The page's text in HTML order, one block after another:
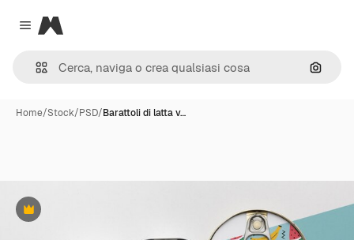
Close menu
Magnific
Cerca
Home/Stock/PSD/Barattoli di latta v…
Premium